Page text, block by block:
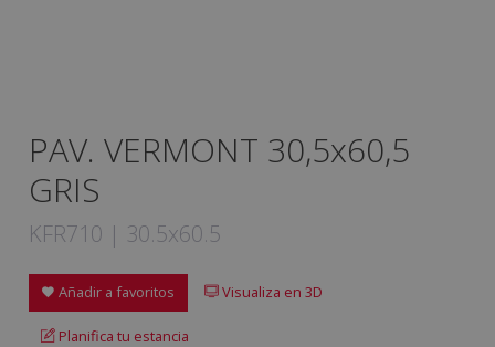
PAV. VERMONT 30,5x60,5
GRIS
KFR710 | 30.5x60.5
Añadir a favoritos Visualiza en 3D
Planifica tu estancia